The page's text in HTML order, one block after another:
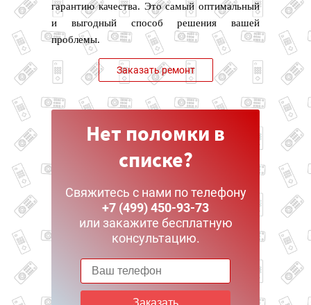
гарантию качества. Это самый оптимальный
и выгодный способ решения вашей
проблемы.
Заказать ремонт
Нет поломки в
списке?
Свяжитесь с нами по телефону
+7 (499) 450-93-73
или закажите бесплатную
консультацию.
Заказать